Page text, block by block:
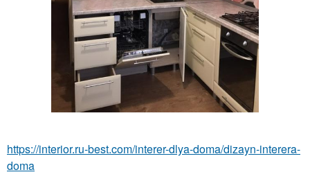
https://interior.ru-best.com/interer-dlya-doma/dizayn-interera-
doma